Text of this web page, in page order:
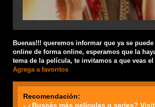
Buenas!!! queremos informar que ya se
online de forma online, esperamos que la
tema de la película, te invitamos a que veas el
Agrega a favoritos
Recomendación:
- ¿Buscás más películas o series?